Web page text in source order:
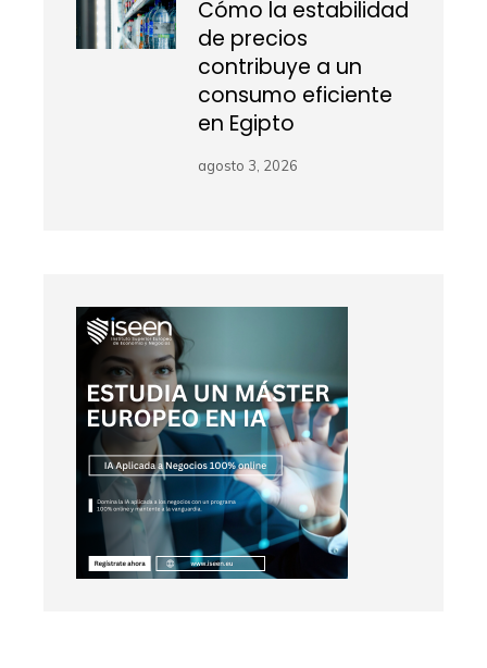
Cómo la estabilidad
de precios
contribuye a un
consumo eficiente
en Egipto
agosto 3, 2026